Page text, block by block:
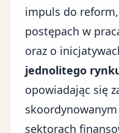
impuls do
postępach w
oraz o
jednolitego
opowiadając się
sektorach